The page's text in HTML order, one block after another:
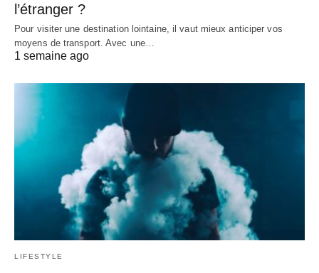
l’étranger ?
Pour visiter une destination lointaine, il vaut mieux anticiper vos
moyens de transport. Avec une…
1 semaine ago
LIFESTYLE